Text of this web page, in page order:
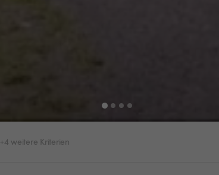
+4 weitere Kriterien